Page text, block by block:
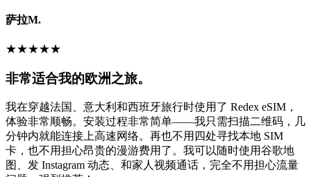
萨拉M.
★★★★★
非常适合我的欧洲之旅。
我在穿越法国、意大利和西班牙旅行时使用了 Redex eSIM，
体验非常顺畅。安装过程非常简单——我只需扫描二维码，几
分钟内就能连接上高速网络。再也不用四处寻找本地 SIM
卡，也不用担心昂贵的漫游费用了。我可以随时使用谷歌地
图、发 Instagram 动态、和家人视频通话，完全不用担心流量